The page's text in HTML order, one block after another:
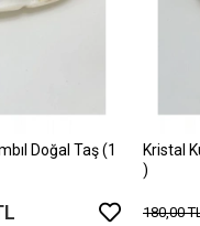
Doğal Taş (1
Kristal
)
180,00